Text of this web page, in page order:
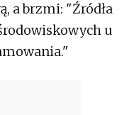
a brzmi: "Źródła
u